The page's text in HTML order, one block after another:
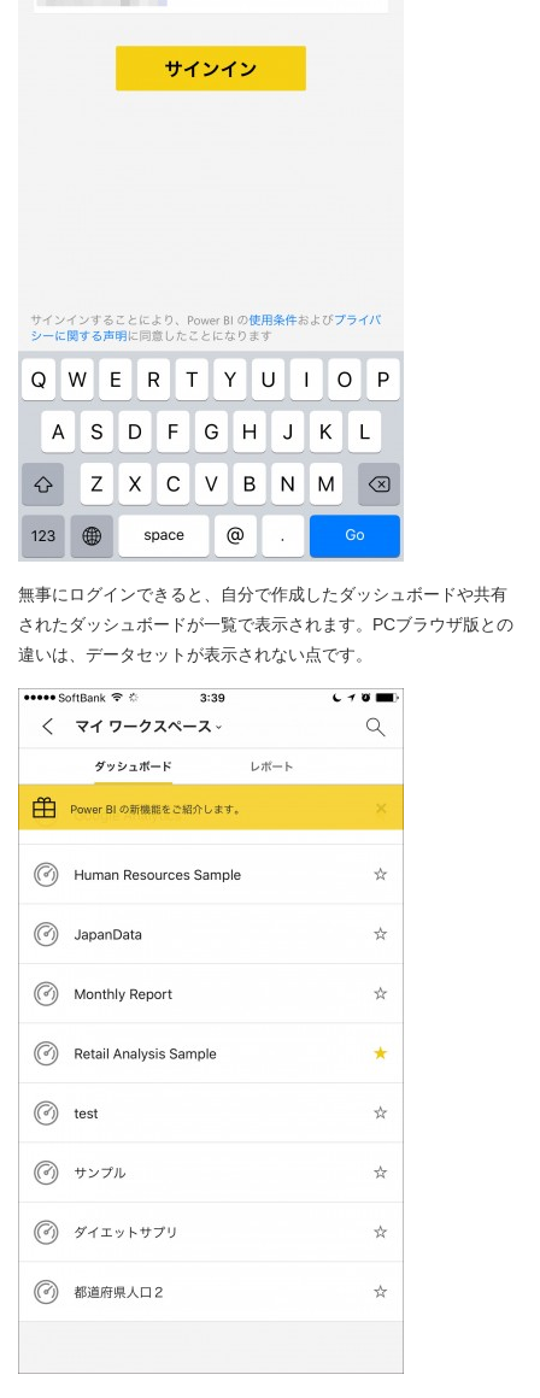
無事にログインできると、自分で作成したダッシュボードや共有
されたダッシュボードが一覧で表示されます。PCブラウザ版との
違いは、データセットが表示されない点です。